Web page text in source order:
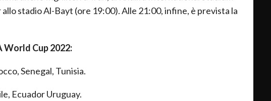
stadio Al-Bayt (ore 19:00). Alle 21:00, infine, è prevista la
World Cup 2022:
Senegal, Tunisia.
Ecuador Uruguay.